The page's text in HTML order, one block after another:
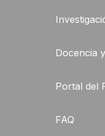
Docencia
Portal del
FAQ